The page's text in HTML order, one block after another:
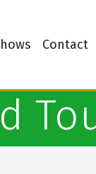
Contact